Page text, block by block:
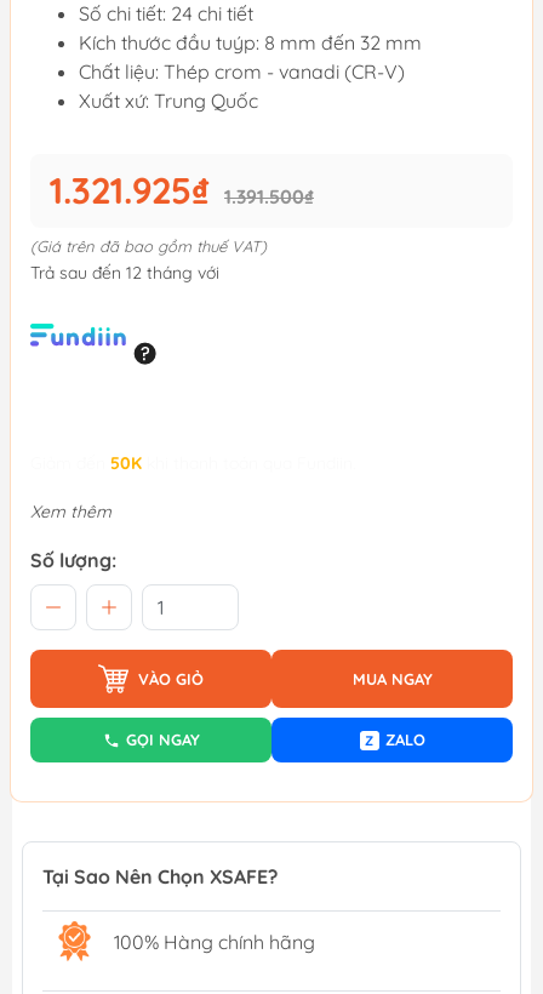
Số chi tiết: 24 chi tiết
Kích thước đầu tuýp: 8 mm đến 32 mm
Chất liệu: Thép crom - vanadi (CR-V)
Xuất xứ: Trung Quốc
1.321.925₫ 1.391.500₫
(Giá trên đã bao gồm thuế VAT)
Trả sau đến 12 tháng với
50K
Xem thêm
Số lượng:
VÀO GIỎ MUA NGAY
GỌI NGAY Z ZALO
Tại Sao Nên Chọn XSAFE?
100% Hàng chính hãng